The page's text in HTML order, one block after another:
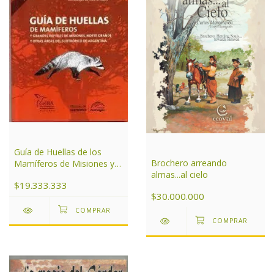
Guía de Huellas de los
Mamíferos de Misiones y
de Argentina
$19.333.333
Brochero arreando
almas...al cielo
$30.000.000